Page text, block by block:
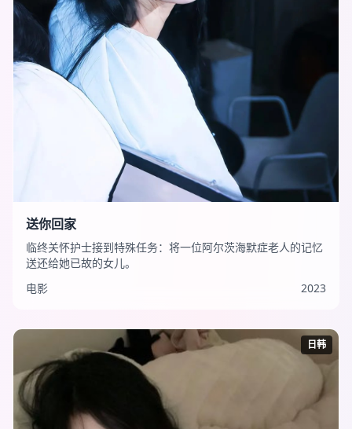
送你回家
临终关怀护士接到特殊任务：将一位阿尔茨海默症老人的记忆
送还给她已故的女儿。
电影
2023
日韩